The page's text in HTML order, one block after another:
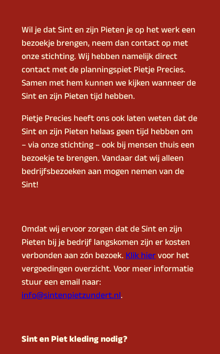
Wil je dat Sint en zijn Pieten je op het werk een
bezoekje brengen, neem dan contact op met
onze stichting. Wij hebben namelijk direct
contact met de planningspiet Pietje Precies.
Samen met hem kunnen we kijken wanneer de
Sint en zijn Pieten tijd hebben.
Pietje Precies heeft ons ook laten weten dat de
Sint en zijn Pieten helaas geen tijd hebben om
– via onze stichting – ook bij mensen thuis een
bezoekje te brengen. Vandaar dat wij alleen
bedrijfsbezoeken aan mogen nemen van de
Sint!
Omdat wij ervoor zorgen dat de Sint en zijn
Pieten bij je bedrijf langskomen zijn er kosten
verbonden aan zo´n bezoek.Klik hiervoor het
vergoedingen overzicht. Voor meer informatie
stuur een email naar:
info@sintenpietzundert.nl.
Sint en Piet kleding nodig?